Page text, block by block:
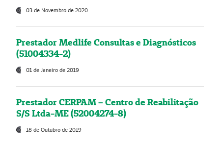
03 de Novembro de 2020
Prestador Medlife Consultas e Diagnósticos
(51004334-2)
01 de Janeiro de 2019
Prestador CERPAM – Centro de Reabilitação
S/S Ltda-ME (52004274-8)
18 de Outubro de 2019